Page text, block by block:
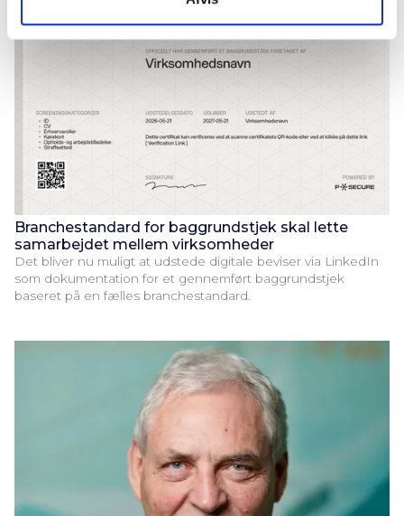
Branchestandard for baggrundstjek skal lette
samarbejdet mellem virksomheder
Det bliver nu muligt at udstede digitale beviser via LinkedIn
som dokumentation for et gennemført baggrundstjek
baseret på en fælles branchestandard.